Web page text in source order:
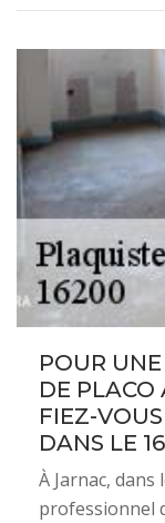
POUR
DE PLACO
FIEZ-
DANS LE
À Jarnac,
professionnel